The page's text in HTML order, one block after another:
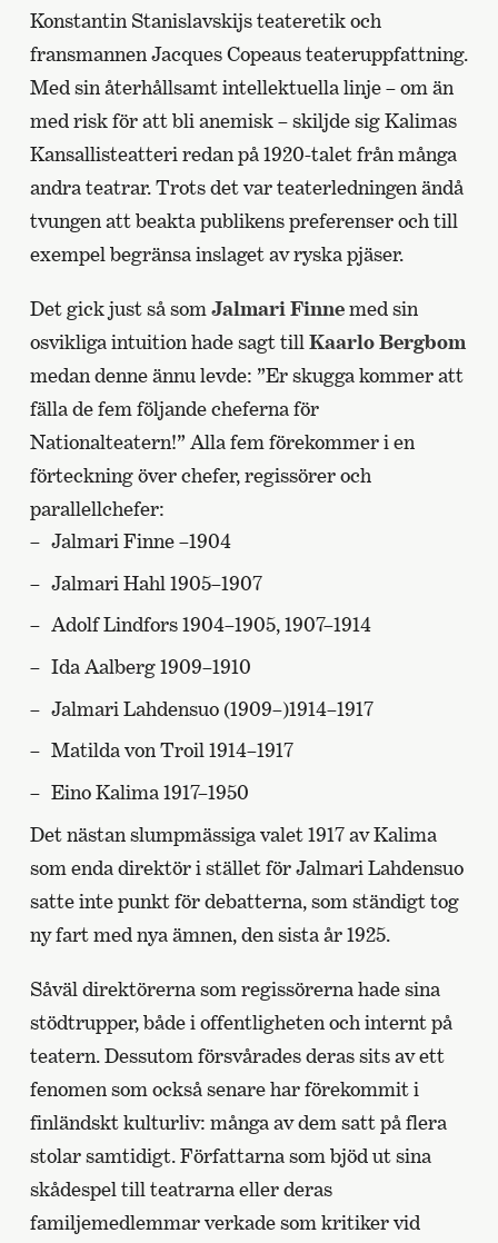
Konstantin Stanislavskijs teateretik och
fransmannen Jacques Copeaus teateruppfattning.
Med sin återhållsamt intellektuella linje – om än
med risk för att bli anemisk – skiljde sig Kalimas
Kansallisteatteri redan på 1920-talet från många
andra teatrar. Trots det var teaterledningen ändå
tvungen att beakta publikens preferenser och till
exempel begränsa inslaget av ryska pjäser.
Det gick just så som Jalmari Finnemed sin
osvikliga intuition hade sagt till Kaarlo Bergbom
medan denne ännu levde: ”Er skugga kommer att
fälla de fem följande cheferna för
Nationalteatern!” Alla fem förekommer i en
förteckning över chefer, regissörer och
parallellchefer:
Jalmari Finne –1904
Jalmari Hahl 1905–1907
Adolf Lindfors 1904–1905, 1907–1914
Ida Aalberg 1909–1910
Jalmari Lahdensuo (1909–)1914–1917
Matilda von Troil 1914–1917
Eino Kalima 1917–1950
Det nästan slumpmässiga valet 1917 av Kalima
som enda direktör i stället för Jalmari Lahdensuo
satte inte punkt för debatterna, som ständigt tog
ny fart med nya ämnen, den sista år 1925.
Såväl direktörerna som regissörerna hade sina
stödtrupper, både i offentligheten och internt på
teatern. Dessutom försvårades deras sits av ett
fenomen som också senare har förekommit i
finländskt kulturliv: många av dem satt på flera
stolar samtidigt. Författarna som bjöd ut sina
skådespel till teatrarna eller deras
familjemedlemmar verkade som kritiker vid